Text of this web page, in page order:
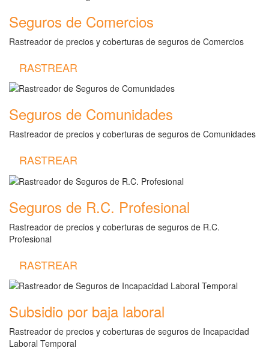
Seguros de Comercios
Rastreador de precios y coberturas de seguros de Comercios
RASTREAR
Seguros de Comunidades
Rastreador de precios y coberturas de seguros de Comunidades
RASTREAR
Seguros de R.C. Profesional
Rastreador de precios y coberturas de seguros de R.C.
Profesional
RASTREAR
Subsidio por baja laboral
Rastreador de precios y coberturas de seguros de Incapacidad
Laboral Temporal